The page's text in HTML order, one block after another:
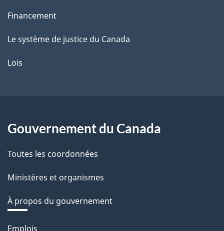
Financement
Le système de justice du Canada
Lois
Gouvernement du Canada
Toutes les coordonnées
Ministères et organismes
À propos du gouvernement
Thèmes
Emplois